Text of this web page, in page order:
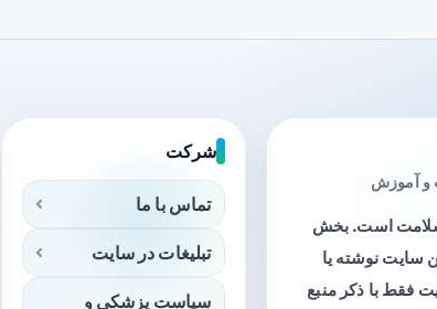
و آموزش
است. بخش
سایت نوشته یا
فقط با ذکر منبع
شرکت
تماس با ما
تبلیغات در سایت
سیاست پزشکی و